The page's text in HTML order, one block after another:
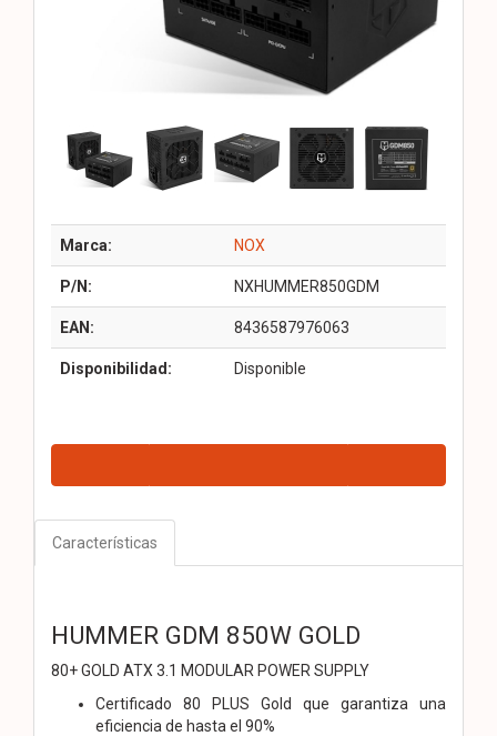
Marca: NOX
P/N: NXHUMMER850GDM
EAN: 8436587976063
Disponibilidad: Disponible
Características
HUMMER GDM 850W GOLD
80+ GOLD ATX 3.1 MODULAR POWER SUPPLY
Certificado 80 PLUS Gold que garantiza una
eficiencia de hasta el 90%